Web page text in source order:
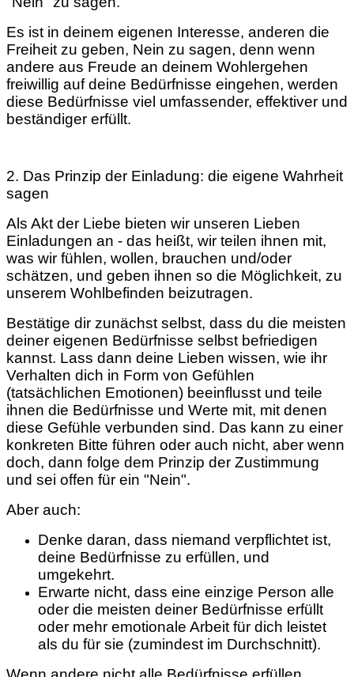
Es ist in deinem eigenen Interesse, anderen die
Freiheit zu geben, Nein zu sagen, denn wenn
andere aus Freude an deinem Wohlergehen
freiwillig auf deine Bedürfnisse eingehen, werden
diese Bedürfnisse viel umfassender, effektiver und
beständiger erfüllt.
2. Das Prinzip der Einladung: die eigene Wahrheit
sagen
Als Akt der Liebe bieten wir unseren Lieben
Einladungen an - das heißt, wir teilen ihnen mit,
was wir fühlen, wollen, brauchen und/oder
schätzen, und geben ihnen so die Möglichkeit, zu
unserem Wohlbefinden beizutragen.
Bestätige dir zunächst selbst, dass du die meisten
deiner eigenen Bedürfnisse selbst befriedigen
kannst. Lass dann deine Lieben wissen, wie ihr
Verhalten dich in Form von Gefühlen
(tatsächlichen Emotionen) beeinflusst und teile
ihnen die Bedürfnisse und Werte mit, mit denen
diese Gefühle verbunden sind. Das kann zu einer
konkreten Bitte führen oder auch nicht, aber wenn
doch, dann folge dem Prinzip der Zustimmung
und sei offen für ein "Nein".
Aber auch:
Denke daran, dass niemand verpflichtet ist,
deine Bedürfnisse zu erfüllen, und
umgekehrt.
Erwarte nicht, dass eine einzige Person alle
oder die meisten deiner Bedürfnisse erfüllt
oder mehr emotionale Arbeit für dich leistet
als du für sie (zumindest im Durchschnitt).